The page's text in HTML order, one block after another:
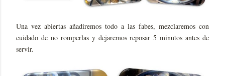
Una vez abiertas añadiremos todo a las fabes, mezclaremos con
cuidado de no romperlas y dejaremos reposar 5 minutos antes de
servir.